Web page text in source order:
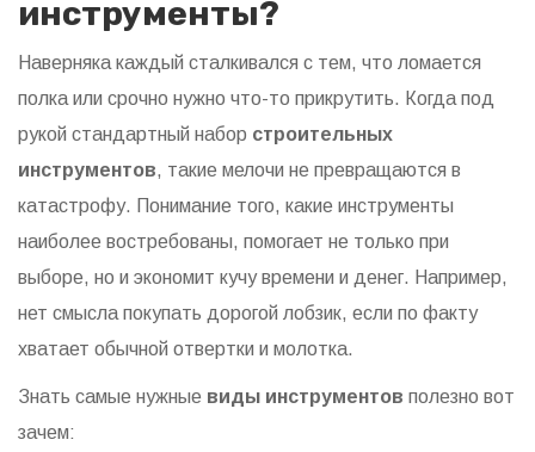
инструменты?
Наверняка каждый сталкивался с тем, что ломается
полка или срочно нужно что-то прикрутить. Когда под
рукой стандартный набор строительных
инструментов, такие мелочи не превращаются в
катастрофу. Понимание того, какие инструменты
наиболее востребованы, помогает не только при
выборе, но и экономит кучу времени и денег. Например,
нет смысла покупать дорогой лобзик, если по факту
хватает обычной отвертки и молотка.
Знать самые нужные виды инструментов полезно вот
зачем: